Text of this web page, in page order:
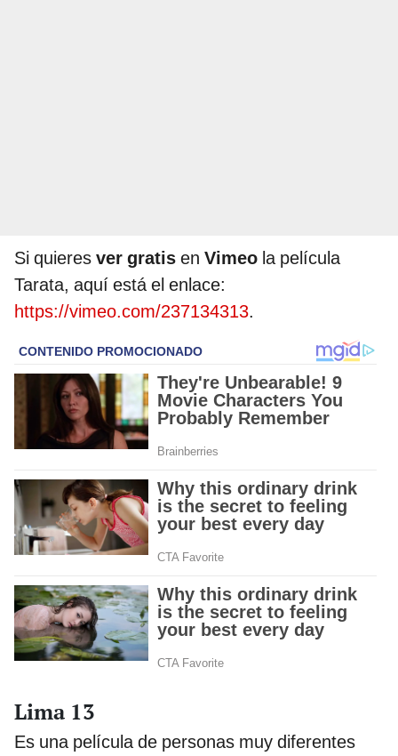
Si quieres ver gratis en Vimeo la película
Tarata, aquí está el enlace:
https://vimeo.com/237134313.
Lima 13
Es una película de personas muy diferentes